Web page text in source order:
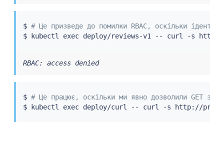
$ # Це призведе до помилки RBAC, оскільки
$
kubectl exec deploy/reviews-v1 -- curl
RBAC: access denied
$ # Це працює, оскільки ми явно дозволили GET
$
kubectl exec deploy/curl -- curl -s http://